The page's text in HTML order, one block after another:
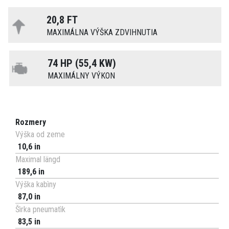
20,8 FT
MAXIMÁLNA VÝŠKA ZDVIHNUTIA
74 HP (55,4 KW)
MAXIMÁLNY VÝKON
Rozmery
Výška od zeme
10,6 in
Maximal längd
189,6 in
Výška kabìny
87,0 in
Šìrka pneumatìk
83,5 in